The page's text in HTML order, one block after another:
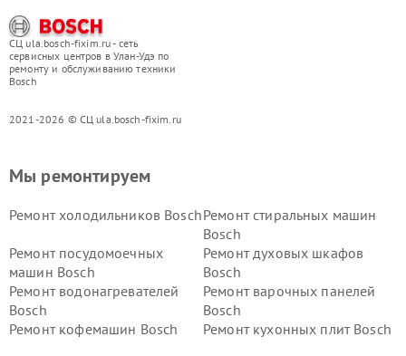
СЦ ula.bosch-fixim.ru - сеть
сервисных центров в Улан-Удэ по
ремонту и обслуживанию техники
Bosch
2021-2026 © СЦ ula.bosch-fixim.ru
Мы ремонтируем
Ремонт холодильников BoschРемонт стиральных машин
Bosch
Ремонт посудомоечных
машин Bosch
Ремонт духовых шкафов
Bosch
Ремонт водонагревателей
Bosch
Ремонт варочных панелей
Bosch
Ремонт кофемашин Bosch
Ремонт кухонных плит Bosch